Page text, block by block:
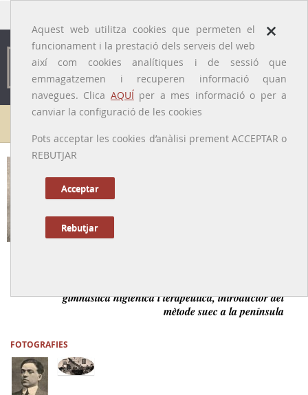
×
Aquest web utilitza cookies que permeten el
funcionament i la prestació dels serveis del web
així com cookies analítiques i de sessió que
emmagatzemen i recuperen informació quan
navegues. Clica AQUÍper a mes informació o per a
canviar la configuració de les cookies
Pots acceptar les cookies d’anàlisi prement ACCEPTAR o
REBUTJAR
Acceptar
Rebutjar
Galeria de metges
gimnàstica higiènica i terapèutica, introductor del
mètode suec a la península
FOTOGRAFIES